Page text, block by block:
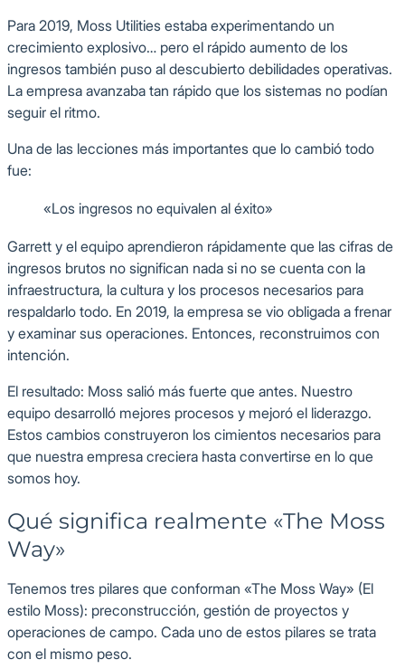
Para 2019, Moss Utilities estaba experimentando un
crecimiento explosivo… pero el rápido aumento de los
ingresos también puso al descubierto debilidades operativas.
La empresa avanzaba tan rápido que los sistemas no podían
seguir el ritmo.
Una de las lecciones más importantes que lo cambió todo
fue:
«Los ingresos no equivalen al éxito»
Garrett y el equipo aprendieron rápidamente que las cifras de
ingresos brutos no significan nada si no se cuenta con la
infraestructura, la cultura y los procesos necesarios para
respaldarlo todo. En 2019, la empresa se vio obligada a frenar
y examinar sus operaciones. Entonces, reconstruimos con
intención.
El resultado: Moss salió más fuerte que antes. Nuestro
equipo desarrolló mejores procesos y mejoró el liderazgo.
Estos cambios construyeron los cimientos necesarios para
que nuestra empresa creciera hasta convertirse en lo que
somos hoy.
Qué significa realmente «The Moss
Way»
Tenemos tres pilares que conforman «The Moss Way» (El
estilo Moss): preconstrucción, gestión de proyectos y
operaciones de campo. Cada uno de estos pilares se trata
con el mismo peso.